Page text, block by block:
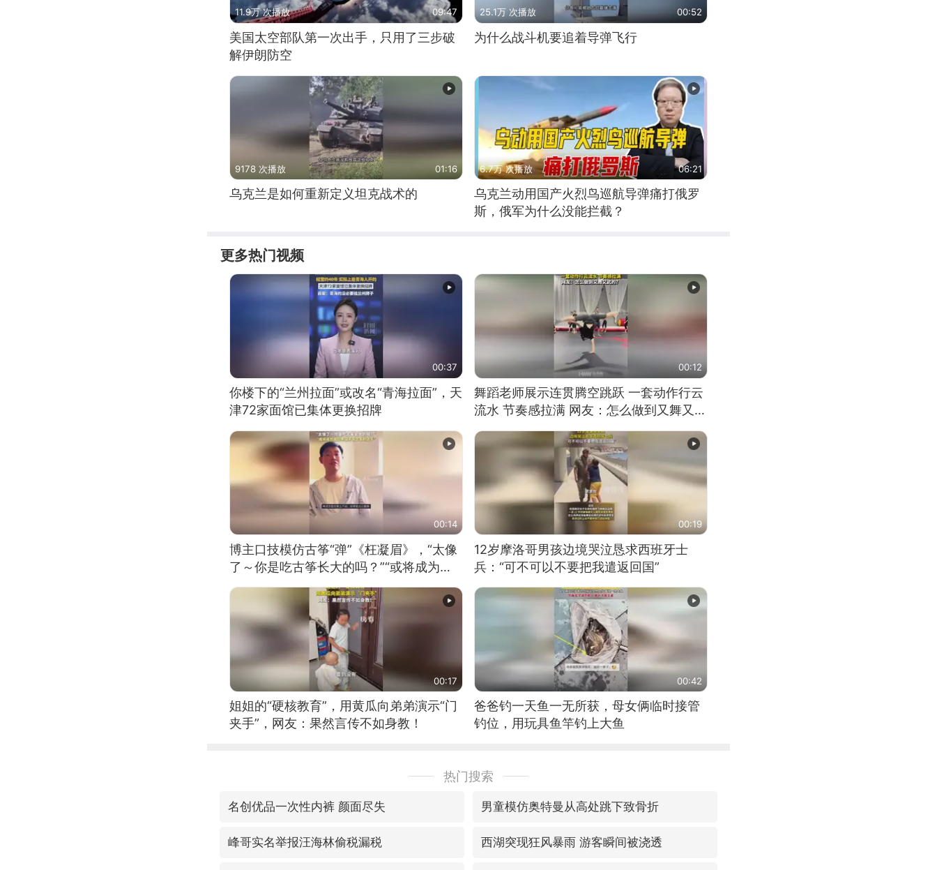
11.9万 次播放 09:47
美国太空部队第一次出手，只用了三步破
解伊朗防空
25.1万 次播放 00:52
为什么战斗机要追着导弹飞行
9178 次播放 01:16
乌克兰是如何重新定义坦克战术的
6.7万 次播放 06:21
乌克兰动用国产火烈鸟巡航导弹痛打俄罗
斯，俄军为什么没能拦截？
更多热门视频
00:37
你楼下的“兰州拉面”或改名“青海拉面”，天
津72家面馆已集体更换招牌
00:12
舞蹈老师展示连贯腾空跳跃 一套动作行云
流水 节奏感拉满 网友：怎么做到又舞又武
00:14
博主口技模仿古筝“弹”《枉凝眉》，“太像
了～你是吃古筝长大的吗？”“或将成为首
位考级不带古筝的选手。”（来源：新华每
00:19
12岁摩洛哥男孩边境哭泣恳求西班牙士
兵：“可不可以不要把我遣返回国”
00:17
姐姐的“硬核教育”，用黄瓜向弟弟演示“门
夹手”，网友：果然言传不如身教！
00:42
爸爸钓一天鱼一无所获，母女俩临时接管
钓位，用玩具鱼竿钓上大鱼
热门搜索
名创优品一次性内裤 颜面尽失 男童模仿奥特曼从高处跳下致骨折
峰哥实名举报汪海林偷税漏税 西湖突现狂风暴雨 游客瞬间被浇透